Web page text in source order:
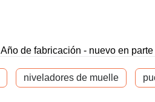
Año de fabricación - nuevo en
niveladores de muelle